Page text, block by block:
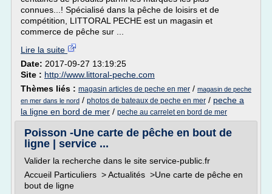
connues...! Spécialisé dans la pêche de loisirs et de
compétition, LITTORAL PECHE est un magasin et
commerce de pêche sur ...
Lire la suite
Date: 2017-09-27 13:19:25
Site : http://www.littoral-peche.com
Thèmes liés : magasin articles de peche en mer / magasin de peche
en mer dans le nord / photos de bateaux de peche en mer / peche a
la ligne en bord de mer / peche au carrelet en bord de mer
Poisson -Une carte de pêche en bout de
ligne | service ...
Valider la recherche dans le site service-public.fr
Accueil Particuliers > Actualités >Une carte de pêche en
bout de ligne